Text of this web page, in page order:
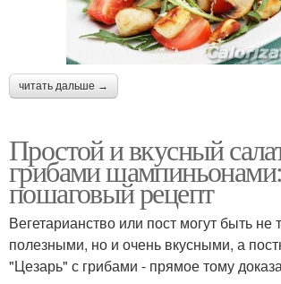
читать дальше →
Простой и вкусный
грибами
пошаговый рецепт
Вегетарианство или пост могут быть не
полезными, но и очень вкусными, а
"Цезарь" с грибами - прямое тому